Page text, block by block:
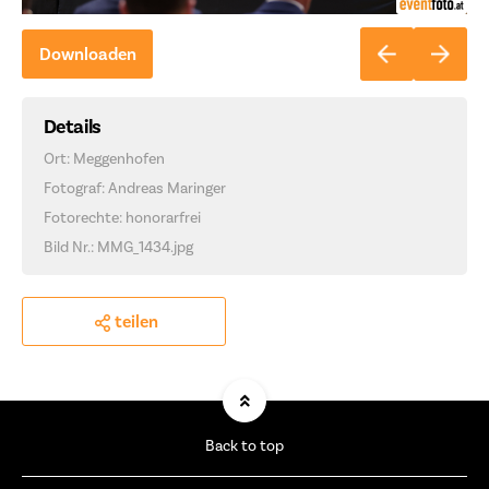
Downloaden
Details
Ort: Meggenhofen
Fotograf: Andreas Maringer
Fotorechte: honorarfrei
Bild Nr.: MMG_1434.jpg
teilen
Back to top